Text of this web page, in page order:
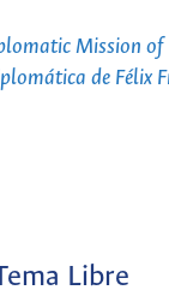
Mission
de Félix
Libre